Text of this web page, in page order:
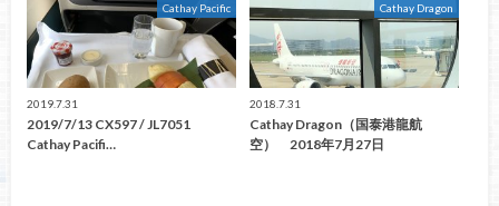
Cathay Pacific
2019.7.31
2019/7/13 CX597 / JL7051
Cathay Pacifi…
Cathay Dragon
2018.7.31
Cathay Dragon（国泰港龍航
空） 2018年7月27日